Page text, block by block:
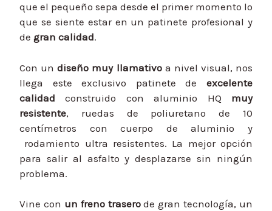
que el pequeño sepa desde el primer momento lo
que se siente estar en un patinete profesional y
de gran calidad.
Con undiseño muy llamativoa nivel visual, nos
llega este exclusivo patinete de excelente
calidad construido con aluminio HQ muy
resistente, ruedas de poliuretano de 10
centímetros con cuerpo de aluminio y
rodamiento ultra resistentes. La mejor opción
para salir al asfalto y desplazarse sin ningún
problema.
Vine con un freno traserode gran tecnología, un